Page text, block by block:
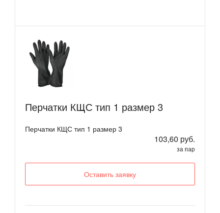
Перчатки КЩС тип 1 размер 3
Перчатки КЩС тип 1 размер 3
103,60 руб.
за пар
Оставить заявку